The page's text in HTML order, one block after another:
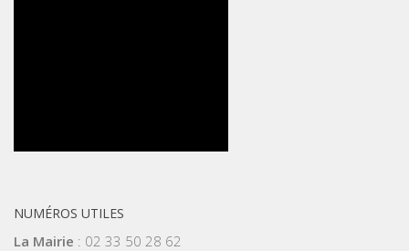
NUMÉROS UTILES
La Mairie : 02 33 50 28 62